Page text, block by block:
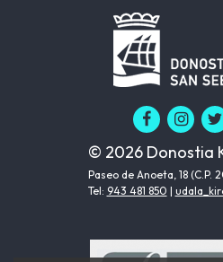
© 2026 Donostia
Paseo de Anoeta, 18 (C.P.
Tel: 943 481 850 |